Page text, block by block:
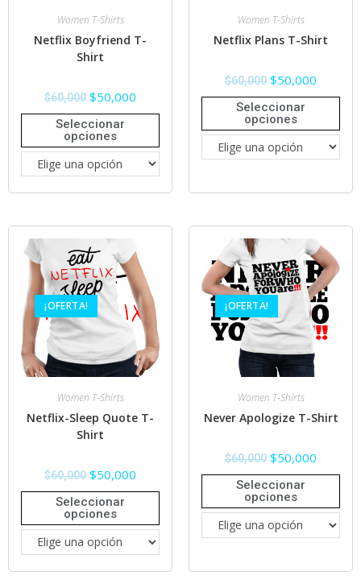
Women T-Shirts
Netflix Boyfriend T-
Shirt
$60,000 $50,000
Seleccionar
opciones
Women T-Shirts
Netflix Plans T-Shirt
$60,000 $50,000
Seleccionar
opciones
¡OFERTA!
Women T-Shirts
Netflix-Sleep Quote T-
Shirt
$60,000 $50,000
Seleccionar
opciones
¡OFERTA!
Women T-Shirts
Never Apologize T-Shirt
$60,000 $50,000
Seleccionar
opciones